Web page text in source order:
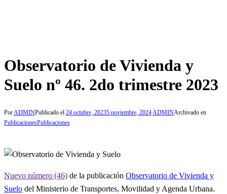
Observatorio de Vivienda y
Suelo nº 46. 2do trimestre 2023
PorADMINPublicado el 24 octubre, 20235 noviembre, 2024ADMINArchivado en
PublicacionesPublicaciones
Nuevo número (46) de la publicación Observatorio de Vivienda y
Suelo del Ministerio de Transportes, Movilidad y Agenda Urbana.